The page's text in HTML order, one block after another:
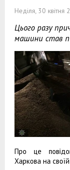
Неділя, 30 квітня
Цього разу
машини став
Про це
Харкова на